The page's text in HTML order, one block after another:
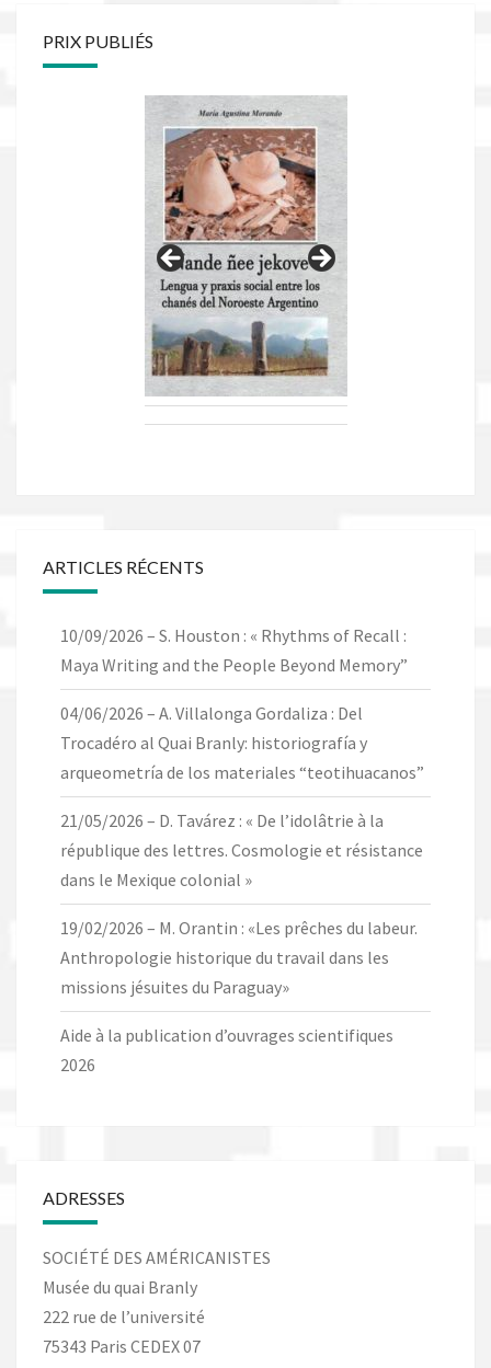
PRIX PUBLIÉS
ARTICLES RÉCENTS
10/09/2026 – S. Houston : « Rhythms of Recall :
Maya Writing and the People Beyond Memory”
04/06/2026 – A. Villalonga Gordaliza : Del
Trocadéro al Quai Branly: historiografía y
arqueometría de los materiales “teotihuacanos”
21/05/2026 – D. Tavárez : « De l’idolâtrie à la
république des lettres. Cosmologie et résistance
dans le Mexique colonial »
19/02/2026 – M. Orantin : «Les prêches du labeur.
Anthropologie historique du travail dans les
missions jésuites du Paraguay»
Aide à la publication d’ouvrages scientifiques
2026
ADRESSES
SOCIÉTÉ DES AMÉRICANISTES
Musée du quai Branly
222 rue de l’université
75343 Paris CEDEX 07